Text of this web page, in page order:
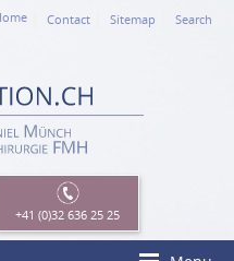
Contact Sitemap Search
+41 (0)32 636 25 25